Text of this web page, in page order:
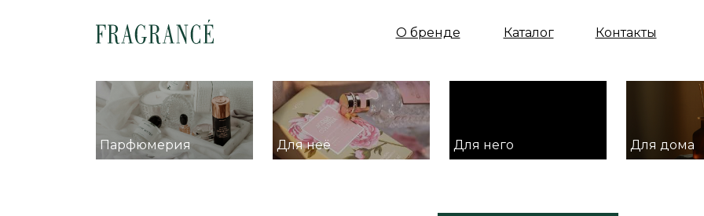
О бренде Каталог Контакты
Для него
Парфюмерия Для дома
Для неё